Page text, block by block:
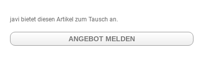
javi bietet diesen Artikel zum Tausch an.
ANGEBOT MELDEN